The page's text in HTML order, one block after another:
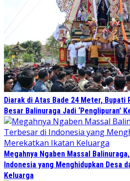
Diarak di Atas Bade 24 Meter, Bupati
Besar Balinuraga Jadi ‘Penglipuran’
Megahnya Ngaben Massal
Indonesia yang Menghidupkan Desa
Keluarga